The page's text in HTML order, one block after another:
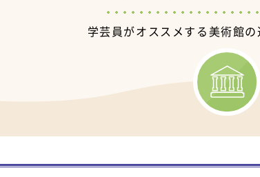
学芸員がオススメする美術館の